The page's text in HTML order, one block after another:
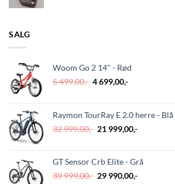
SALG
Woom Go 2 14" - Rød
5 499,00,- Opprinnelig
5
499,00,-.
4 699,00,-Nåværende
4
699,00,-.
Raymon TourRay E 2.0 herre - Blå
32 999,00,- Opprinnelig
32
999,00,-.
21 999,00,-Nåværende
21
GT Sensor Crb Elite - Grå
39 999,00,- Opprinnelig
29 990,00,-Nåværende